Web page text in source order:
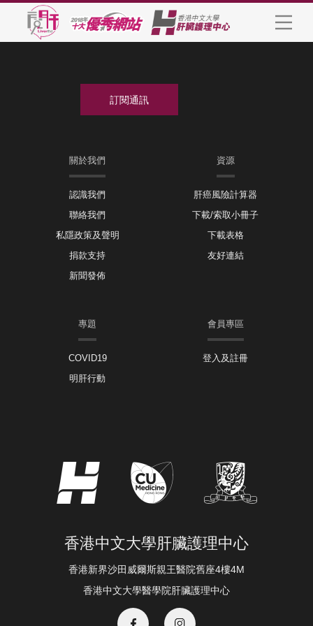
關於我們
認識我們
聯絡我們
私隱政策及聲明
捐款支持
新聞發佈
資源
肝癌風險計算器
下載/索取小冊子
下載表格
友好連結
專題
COVID19
明肝行動
會員專區
登入及註冊
香港中文大學肝臟護理中心
香港新界沙田威爾斯親王醫院舊座4樓4M
香港中文大學醫學院肝臟護理中心